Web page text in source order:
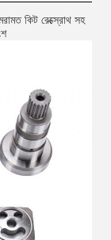
কিট রেক্স্রোথ সহ